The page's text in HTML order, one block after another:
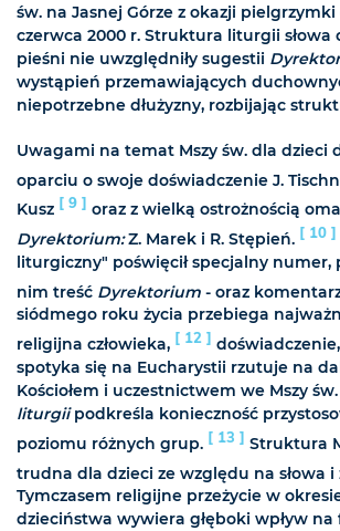
św. na Jasnej Górze z okazji pielgrzymki
czerwca 2000 r. Struktura liturgii słowa
pieśni nie uwzględniły sugestii
wystąpień przemawiających
niepotrzebne dłużyzny, rozbijając
Uwagami na temat Mszy św. dla dzieci
oparciu o swoje doświadczenie J.
Kusz [ 9 ] oraz z wielką ostrożnością
Dyrektorium:Z. Marek i R. Stępień. [ 10 ]
liturgiczny" poświęcił specjalny numer,
nim treść Dyrektorium - oraz
siódmego roku życia przebiega
religijna człowieka, [ 12 ]
spotyka się na Eucharystii rzutuje na
Kościołem i uczestnictwem we Mszy św.
liturgiipodkreśla konieczność
poziomu różnych grup. [ 13 ] Struktura
trudna dla dzieci ze względu na słowa i
Tymczasem religijne przeżycie w
dzieciństwa wywiera głęboki wpływ na